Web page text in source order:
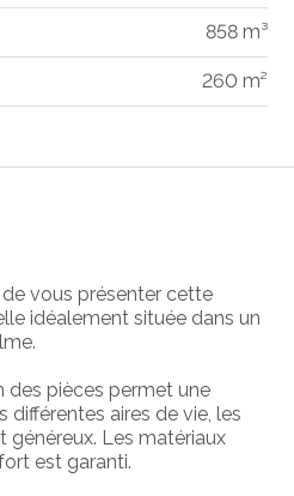
vous présenter cette
idéalement située dans un
des pièces permet une
différentes aires de vie, les
Les matériaux
est garanti.
858 m³
260 m²